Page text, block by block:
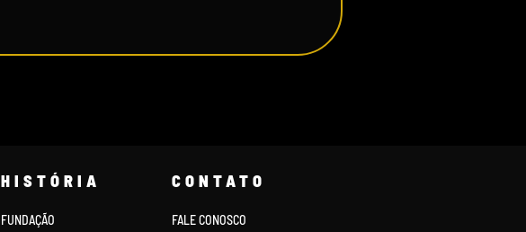
HISTÓRIA
FUNDAÇÃO
CONTATO
FALE CONOSCO